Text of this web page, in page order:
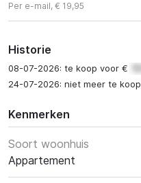
Per e-mail, € 19,95
Historie
08-07-2026: te koop voor €
24-07-2026: niet meer te koop
Kenmerken
Soort woonhuis
Appartement